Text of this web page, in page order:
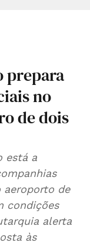
prepara
no
de dois
está a
aeroporto de
condições
alerta
às